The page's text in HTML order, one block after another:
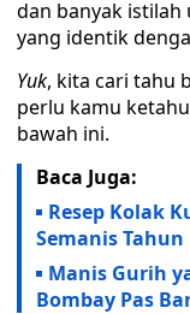
dan banyak
yang identik
Yuk, kita cari tahu
perlu kamu
bawah ini.
Baca Juga:
Resep Kolak
Semanis
Manis Gurih
Bombay Pas